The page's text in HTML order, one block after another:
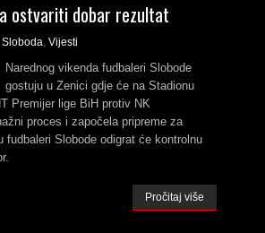
ostvariti dobar rezultat
Sloboda, Vijesti
Narednog vikenda fudbaleri Slobode
gostuju u Zenici gdje će na Stadionu
Premijer lige BiH protiv NK
proces i započela pripreme za
Slobode odigrat će kontrolnu
Pročitaj više